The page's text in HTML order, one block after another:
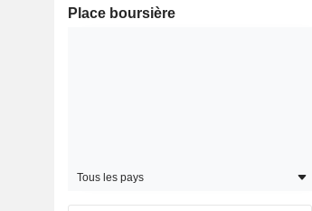
Place boursière
Tous les pays